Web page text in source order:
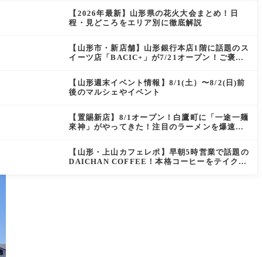
【2026年最新】山形県の花火大会まとめ！日
程・見どころをエリア別に徹底解説
【山形市・新店舗】山形銀行本店1階に話題のス
イーツ店「BACIC+」が7/21オープン！ご褒美
【山形週末イベント情報】8/1(土）〜8/2(日)前
後のマルシェやイベント
【置賜新店】8/1オープン！白鷹町に「一途一麺
來神」がやってきた！注目のラーメンを爆速実
【山形・上山カフェレポ】早朝5時営業で話題の
DAICHAN COFFEE！本格コーヒーをテイクア